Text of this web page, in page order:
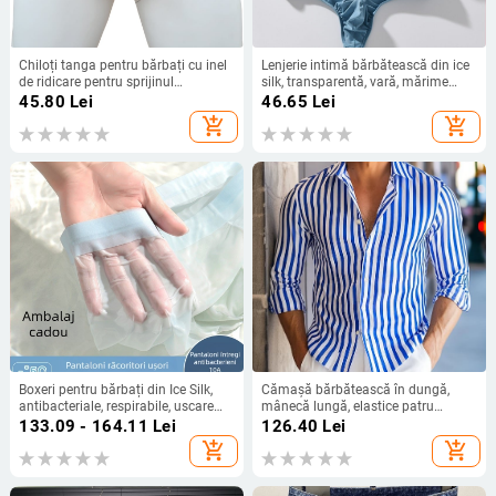
Chiloți tanga pentru bărbați cu inel
de ridicare pentru sprijinul
testiculelor
45.80 Lei
add_shopping_cart
Lenjerie intimă bărbătească din ice
silk, transparentă, vară, mărime
mare
46.65 Lei
add_shopping_cart
Boxeri pentru bărbați din Ice Silk,
antibacteriale, respirabile, uscare
rapidă, croială lejeră, în cutie cadou
133.09 - 164.11 Lei
add_shopping_cart
Cămașă bărbătească în dungă,
mânecă lungă, elastice patru
direcții, imprimeu, pentru
126.40 Lei
add_shopping_cart